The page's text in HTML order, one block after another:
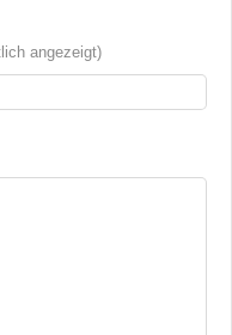
angezeigt)